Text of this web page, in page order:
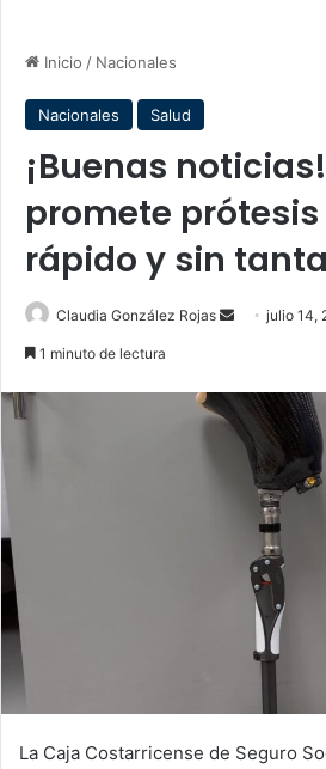
Inicio / Nacionales
Nacionales Salud
¡Buenas noticias!
promete
rápido y sin
Claudia González Rojas
Sendjulio 14,
1 minuto de lectura
La Caja Costarricense de Seguro